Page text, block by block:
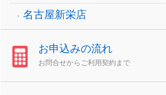
名古屋新栄店
お申込みの流れ
お問合せからご利用契約まで